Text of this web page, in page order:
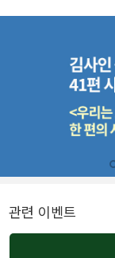
관련 이벤트